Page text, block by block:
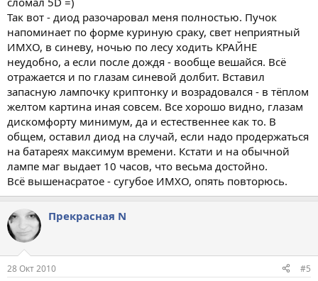
Так вот - диод разочаровал меня полностью. Пучок
напоминает по форме куриную сраку, свет неприятный
ИМХО, в синеву, ночью по лесу ходить КРАЙНЕ
неудобно, а если после дождя - вообще вешайся. Всё
отражается и по глазам синевой долбит. Вставил
запасную лампочку криптонку и возрадовался - в тёплом
желтом картина иная совсем. Все хорошо видно, глазам
дискомфорту минимум, да и естественнее как то. В
общем, оставил диод на случай, если надо продержаться
на батареях максимум времени. Кстати и на обычной
лампе маг выдает 10 часов, что весьма достойно.
Всё вышенасратое - сугубое ИМХО, опять повторюсь.
Прекрасная N
28 Окт 2010 #5